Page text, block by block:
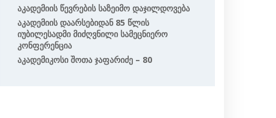
Აკადემიის Წევრების Საზეიმო Დაჯილდოვება
Აკადემიის Დაარსებიდან 85 Წლის
Იუბილესადმი Მიძღვნილი Სამეცნიერო
Კონფერენცია
Აკადემიკოსი Შოთა Ჯაფარიძე – 80